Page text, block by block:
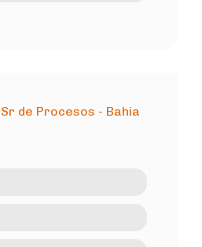
de Procesos - Bahia